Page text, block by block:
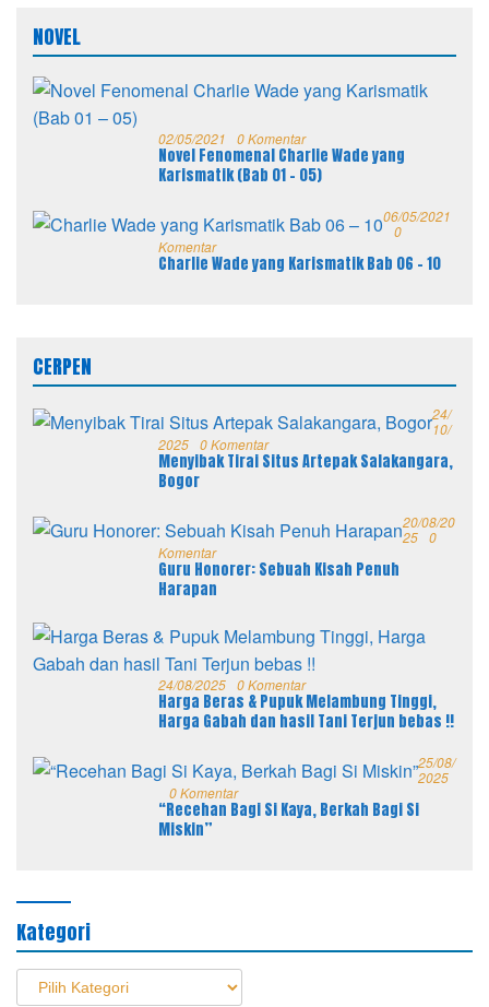
NOVEL
02/05/2021 0 Komentar
Novel Fenomenal Charlie Wade yang
Karismatik (Bab 01 – 05)
06/05/2021
0
Komentar
Charlie Wade yang Karismatik Bab 06 – 10
CERPEN
24/
10/
2025 0 Komentar
Menyibak Tirai Situs Artepak Salakangara,
Bogor
20/08/20
25 0
Komentar
Guru Honorer: Sebuah Kisah Penuh
Harapan
24/08/2025 0 Komentar
Harga Beras & Pupuk Melambung Tinggi,
Harga Gabah dan hasil Tani Terjun bebas !!
25/08/
2025
0 Komentar
“Recehan Bagi Si Kaya, Berkah Bagi Si
Miskin”
Kategori
Kategori